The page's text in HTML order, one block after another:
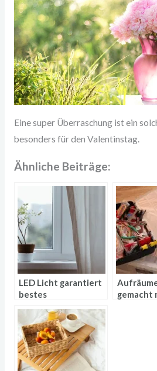
Eine super Überraschung ist ein
besonders für den Valentinstag.
Ähnliche Beiträge:
LED Licht garantiert
bestes
gemacht